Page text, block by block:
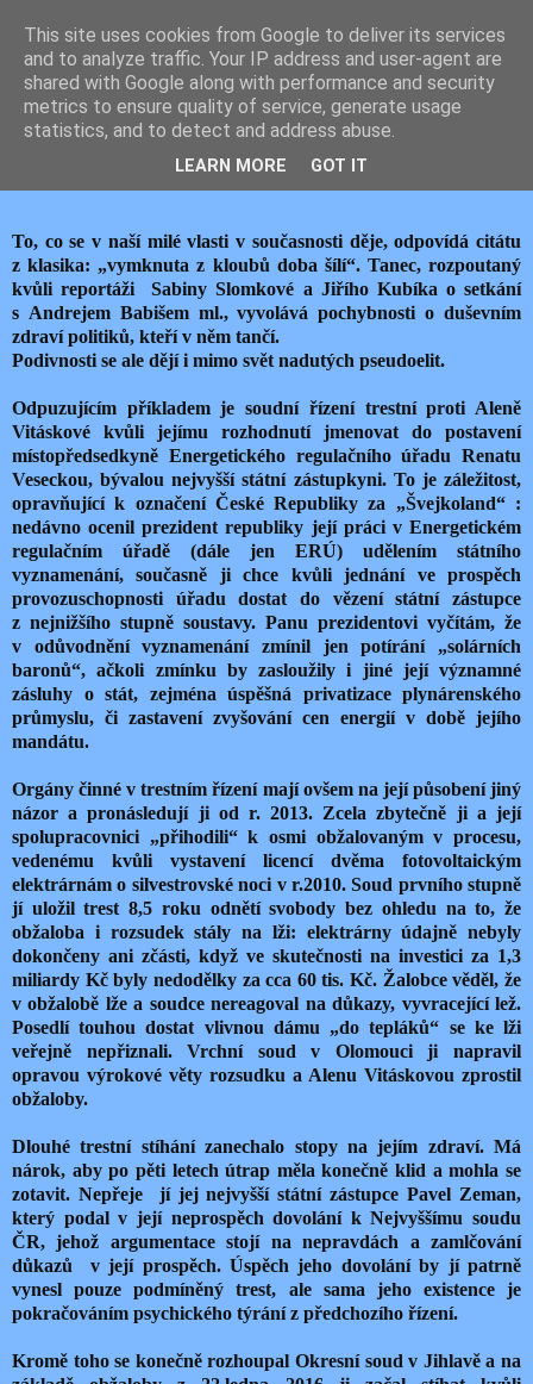
JEMELIK ZDENĚK
čtvrtek 15. listopadu 2018
ALENA VITÁSKOVÁ NA SKŘIPCI
To, co se v naší milé vlasti v současnosti děje, odpovídá citátu
z klasika: „vymknuta z kloubů doba šílí“. Tanec, rozpoutaný
kvůli reportáži Sabiny Slomkové a Jiřího Kubíka o setkání
s Andrejem Babišem ml., vyvolává pochybnosti o duševním
zdraví politiků, kteří v něm tančí.
Podivnosti se ale dějí i mimo svět nadutých pseudoelit.
Odpuzujícím příkladem je soudní řízení trestní proti Aleně
Vitáskové kvůli jejímu rozhodnutí jmenovat do postavení
místopředsedkyně Energetického regulačního úřadu Renatu
Veseckou, bývalou nejvyšší státní zástupkyni. To je záležitost,
opravňující k označení České Republiky za „Švejkoland“ :
nedávno ocenil prezident republiky její práci v Energetickém
regulačním úřadě (dále jen ERÚ) udělením státního
vyznamenání, současně ji chce kvůli jednání ve prospěch
provozuschopnosti úřadu dostat do vězení státní zástupce
z nejnižšího stupně soustavy. Panu prezidentovi vyčítám, že
v odůvodnění vyznamenání zmínil jen potírání „solárních
baronů“, ačkoli zmínku by zasloužily i jiné její významné
zásluhy o stát, zejména úspěšná privatizace plynárenského
průmyslu, či zastavení zvyšování cen energií v době jejího
mandátu.
Orgány činné v trestním řízení mají ovšem na její působení jiný
názor a pronásledují ji od r. 2013. Zcela zbytečně ji a její
spolupracovnici „přihodili“ k osmi obžalovaným v procesu,
vedenému kvůli vystavení licencí dvěma fotovoltaickým
elektrárnám o silvestrovské noci v r.2010. Soud prvního stupně
jí uložil trest 8,5 roku odnětí svobody bez ohledu na to, že
obžaloba i rozsudek stály na lži: elektrárny údajně nebyly
dokončeny ani zčásti, když ve skutečnosti na investici za 1,3
miliardy Kč byly nedodělky za cca 60 tis. Kč. Žalobce věděl, že
v obžalobě lže a soudce nereagoval na důkazy, vyvracející lež.
Posedlí touhou dostat vlivnou dámu „do tepláků“ se ke lži
veřejně nepřiznali. Vrchní soud v Olomouci ji napravil
opravou výrokové věty rozsudku a Alenu Vitáskovou zprostil
obžaloby.
Dlouhé trestní stíhání zanechalo stopy na jejím zdraví. Má
nárok, aby po pěti letech útrap měla konečně klid a mohla se
zotavit. Nepřeje
jí jej nejvyšší státní zástupce Pavel Zeman,
který podal v její neprospěch dovolání k Nejvyššímu soudu
ČR, jehož argumentace stojí na nepravdách a zamlčování
důkazů
v její prospěch. Úspěch jeho dovolání by jí patrně
vynesl pouze podmíněný trest, ale sama jeho existence je
pokračováním psychického týrání z předchozího řízení.
Kromě toho se konečně rozhoupal Okresní soud v Jihlavě a na
This site uses cookies from Google to deliver its services
and to analyze traffic. Your IP address and user-agent are
shared with Google along with performance and security
metrics to ensure quality of service, generate usage
statistics, and to detect and address abuse.
LEARN MORE GOT IT